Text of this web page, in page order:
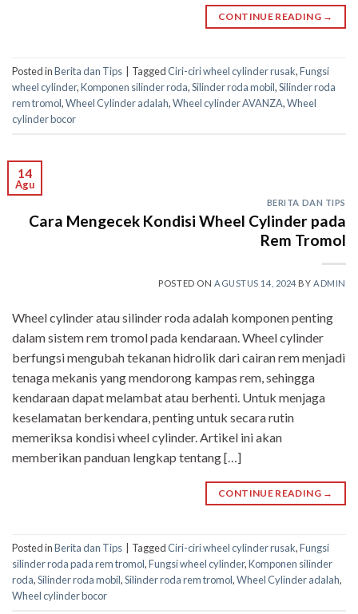
CONTINUE READING →
Posted inBerita dan Tips TaggedCiri-ciri wheel cylinder rusak,Fungsi
wheel cylinder,Komponen silinder roda,Silinder roda mobil,Silinder roda
rem tromol,Wheel Cylinder adalah,Wheel cylinder AVANZA,Wheel
cylinder bocor
14
Agu
BERITA DAN TIPS
Cara Mengecek Kondisi Wheel Cylinder pada
Rem Tromol
POSTED ON AGUSTUS 14, 2024 BYADMIN
Wheel cylinder atau silinder roda adalah komponen penting
dalam sistem rem tromol pada kendaraan. Wheel cylinder
berfungsi mengubah tekanan hidrolik dari cairan rem menjadi
tenaga mekanis yang mendorong kampas rem, sehingga
kendaraan dapat melambat atau berhenti. Untuk menjaga
keselamatan berkendara, penting untuk secara rutin
memeriksa kondisi wheel cylinder. Artikel ini akan
memberikan panduan lengkap tentang […]
CONTINUE READING →
Posted inBerita dan Tips TaggedCiri-ciri wheel cylinder rusak,Fungsi
silinder roda pada rem tromol,Fungsi wheel cylinder,Komponen silinder
roda,Silinder roda mobil,Silinder roda rem tromol,Wheel Cylinder adalah,
Wheel cylinder bocor